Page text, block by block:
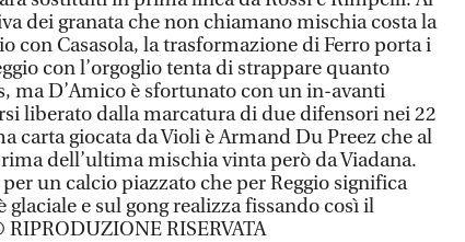
dei granata che non chiamano mischia costa la
con Casasola, la trasformazione di Ferro porta i
con l’orgoglio tenta di strappare quanto
ma D’Amico è sfortunato con un in-avanti
liberato dalla marcatura di due difensori nei 22
carta giocata da Violi è Armand Du Preez che al
dell’ultima mischia vinta però da Viadana.
un calcio piazzato che per Reggio significa
e sul gong realizza fissando così il
RISERVATA